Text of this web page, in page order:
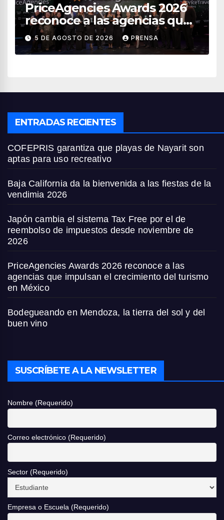
PriceAgencies Awards 2026
reconoce a las agencias que
impulsan el crecimiento del
turismo en México
5 DE AGOSTO DE 2026 PRENSA
ENTRADAS RECIENTES
COFEPRIS garantiza que playas de Nayarit son
aptas para uso recreativo
Baja California da la bienvenida a las fiestas de la
vendimia 2026
Japón cambia el sistema Tax Free por el de
reembolso de impuestos desde noviembre de
2026
PriceAgencies Awards 2026 reconoce a las
agencias que impulsan el crecimiento del turismo
en México
Bodegueando en Mendoza, la tierra del sol y del
buen vino
SUSCRÍBETE A LA NEWSLETTER
Nombre (Requerido)
Correo electrónico (Requerido)
Sector (Requerido)
Empresa o Escuela (Requerido)